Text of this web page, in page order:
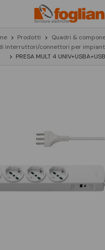
Prodotti
Quadri &
interruttori/connettori per
PRESA MULT 4